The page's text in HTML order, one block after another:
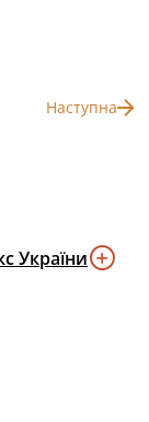
Наступна
України